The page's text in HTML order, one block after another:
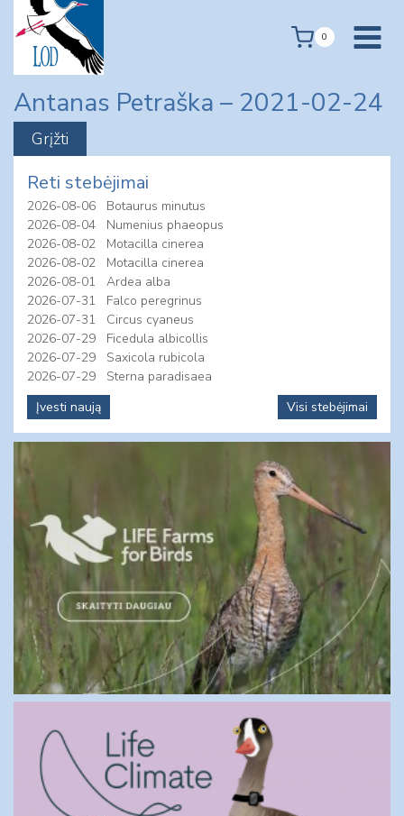
content
0
Antanas Petraška – 2021-02-24
Reti stebėjimai
2026-08-06
Botaurus minutus
2026-08-04
Numenius phaeopus
2026-08-02
Motacilla cinerea
2026-08-02
Motacilla cinerea
2026-08-01
Ardea alba
2026-07-31
Falco peregrinus
2026-07-31
Circus cyaneus
2026-07-29
Ficedula albicollis
2026-07-29
Saxicola rubicola
2026-07-29
Sterna paradisaea
Įvesti naują
Visi stebėjimai